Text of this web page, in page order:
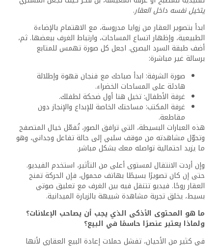
تُصبح منصتك العقارية مصدرًا موثوقًا يلجأ إليه الباحث قبل اتخاذ
قراره.
فكّر في مواضيع مثل:
المضلل؟
هل شراء وحدة معاد بيعها أوفر من الشراء
من المطور؟
3 خطوات لفحص الشقة قبل كتابة العقد
هل هذا السعر عادل؟ تعلّم تقييم عقار
بنفسك.
هذه المواضيع لا تسوّق عقارًا بعينه، لكنها تسوّق ثقة العميل
فيك. ومع الوقت، تصبح المنصة مرجعًا يُستشار، لا مجرد وسيط
يُستغل.
كما أن هذا النوع من المحتوى يعزّز خوارزميات فيسبوك لصالحك.
فالمحتوى القيم يُحفظ، يُشارك، يُعلّق عليه، وكل هذا يرفع من
ترتيب ظهورك أمام عملاء جدد مجانًا أو بأقل تكلفة إعلانية لا
تغفل المحتوى اللحظي مثل القصص اليومية (Stories)، أو
العروض الخاصة ليوم واحد، أو استطلاعات الرأي السريعة، لأنها
تخلق ديناميكية وتجعل صفحتك نابضة بالحياة، وليست مجرد
أرشيف صور للعقارات.